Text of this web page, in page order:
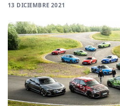
13 DICIEMBRE 2021